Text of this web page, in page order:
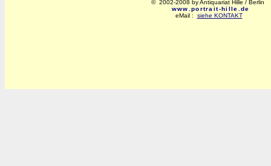
© 2002-2008 by Antiquariat Hille / Berlin
www.portrait-hille.de
eMail : siehe KONTAKT